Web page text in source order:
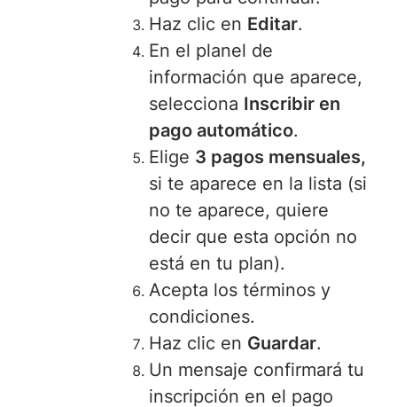
Haz clic en Editar.
En el planel de
información que aparece,
selecciona Inscribir en
pago automático.
Elige 3 pagos mensuales,
si te aparece en la lista (si
no te aparece, quiere
decir que esta opción no
está en tu plan).
Acepta los términos y
condiciones.
Haz clic en Guardar.
Un mensaje confirmará tu
inscripción en el pago